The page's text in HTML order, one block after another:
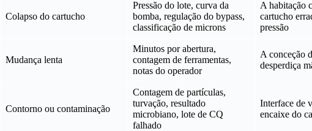
Colapso do cartucho
Pressão do lote, curva da
bomba, regulação do bypass,
classificação de microns
A habitação
cartucho
pressão
Mudança lenta
Minutos por abertura,
contagem de ferramentas,
notas do operador
A conceção
desperdiça
Contorno ou contaminação
Contagem de partículas,
turvação, resultado
microbiano, lote de CQ
falhado
Interface de
encaixe do